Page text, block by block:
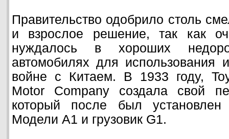
Правительство одобрило столь
и взрослое решение, так как
нуждалось в хороших
автомобилях для использования
войне с Китаем. В 1933 году,
Motor Company создала свой
который после был установлен
Модели A1 и грузовик G1.